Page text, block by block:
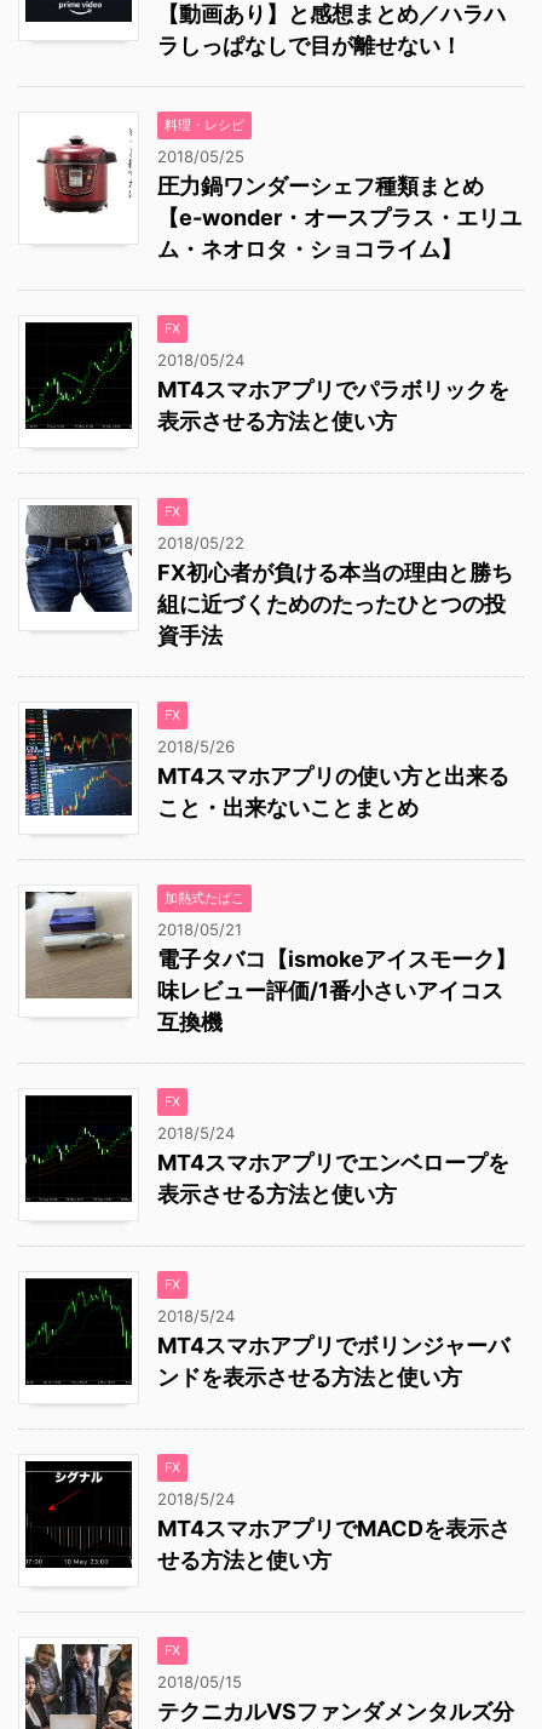
【動画あり】と感想まとめ／ハラハ
ラしっぱなしで目が離せない！
料理・レシピ
2018/05/25
圧力鍋ワンダーシェフ種類まとめ
【e-wonder・オースプラス・エリユ
ム・ネオロタ・ショコライム】
FX
2018/05/24
MT4スマホアプリでパラボリックを
表示させる方法と使い方
FX
2018/05/22
FX初心者が負ける本当の理由と勝ち
組に近づくためのたったひとつの投
資手法
FX
2018/5/26
MT4スマホアプリの使い方と出来る
こと・出来ないことまとめ
加熱式たばこ
2018/05/21
電子タバコ【ismokeアイスモーク】
味レビュー評価/1番小さいアイコス
互換機
FX
2018/5/24
MT4スマホアプリでエンベロープを
表示させる方法と使い方
FX
2018/5/24
MT4スマホアプリでボリンジャーバ
ンドを表示させる方法と使い方
FX
2018/5/24
MT4スマホアプリでMACDを表示さ
せる方法と使い方
FX
2018/05/15
テクニカルVSファンダメンタルズ分